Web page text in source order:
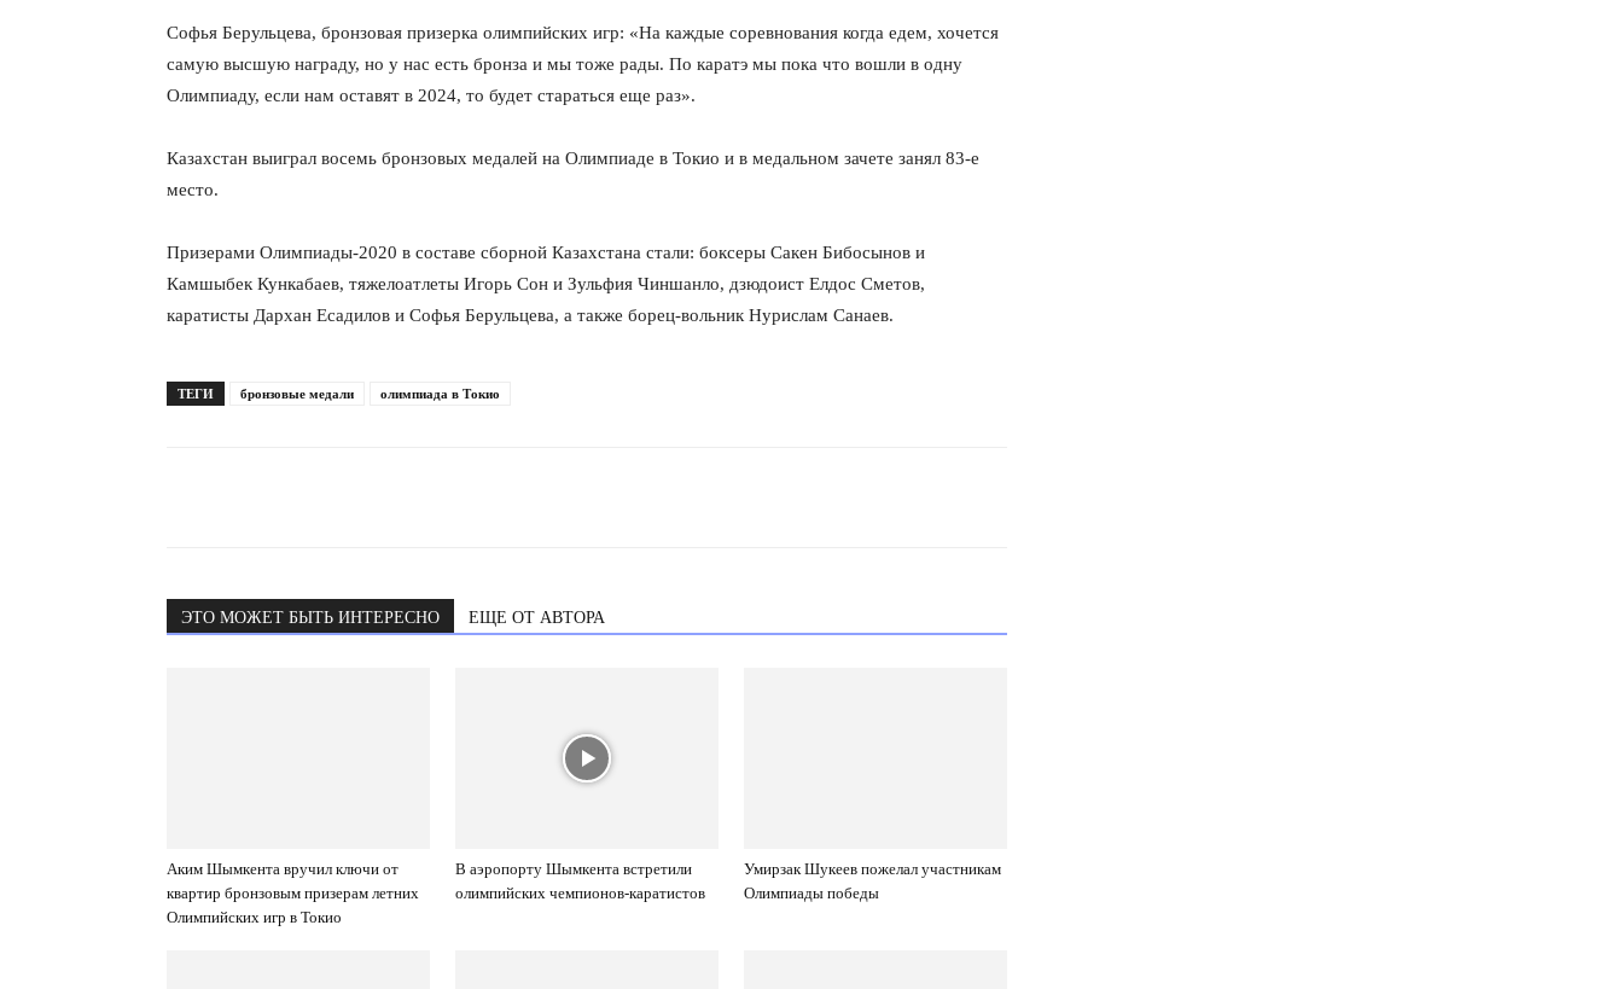
Софья Берульцева, бронзовая призерка олимпийских игр: «На каждые соревнования когда едем, хочется
самую высшую награду, но у нас есть бронза и мы тоже рады. По каратэ мы пока что вошли в одну
Олимпиаду, если нам оставят в 2024, то будет стараться еще раз».
Казахстан выиграл восемь бронзовых медалей на Олимпиаде в Токио и в медальном зачете занял 83-е
место.
Призерами Олимпиады-2020 в составе сборной Казахстана стали: боксеры Сакен Бибосынов и
Камшыбек Кункабаев, тяжелоатлеты Игорь Сон и Зульфия Чиншанло, дзюдоист Елдос Сметов,
каратисты Дархан Есадилов и Софья Берульцева, а также борец-вольник Нурислам Санаев.
ТЕГИ бронзовые медали олимпиада в Токио
ЭТО МОЖЕТ БЫТЬ ИНТЕРЕСНО ЕЩЕ ОТ АВТОРА
Аким Шымкента вручил ключи от
квартир бронзовым призерам летних
Олимпийских игр в Токио
В аэропорту Шымкента встретили
олимпийских чемпионов-каратистов
Умирзак Шукеев пожелал участникам
Олимпиады победы